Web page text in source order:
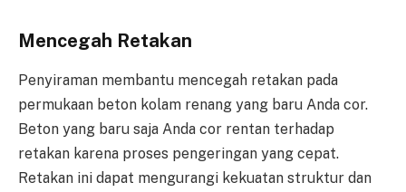
Mencegah Retakan
Penyiraman membantu mencegah retakan pada
permukaan beton kolam renang yang baru Anda cor.
Beton yang baru saja Anda cor rentan terhadap
retakan karena proses pengeringan yang cepat.
Retakan ini dapat mengurangi kekuatan struktur dan